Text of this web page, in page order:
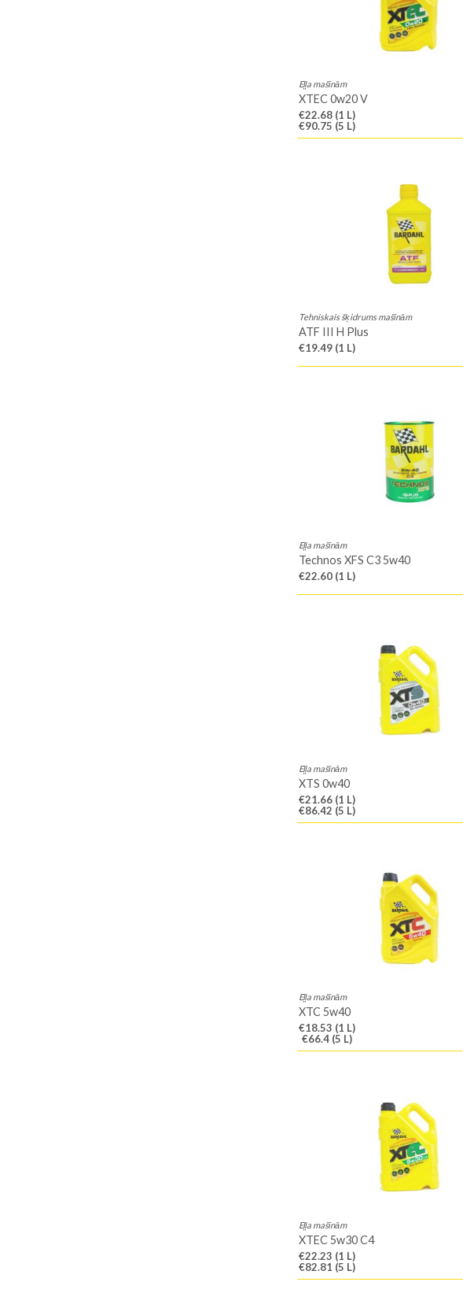
Eļļa mašīnām
XTEC 0w20 V
€22.68 (1 L)
€90.75 (5 L)
Tehniskais šķidrums mašīnām
ATF III H Plus
€19.49 (1 L)
Eļļa mašīnām
Technos XFS C3 5w40
€22.60 (1 L)
Eļļa mašīnām
XTS 0w40
€21.66 (1 L)
€86.42 (5 L)
Eļļa mašīnām
XTC 5w40
€18.53 (1 L)
€66.4 (5 L)
Eļļa mašīnām
XTEC 5w30 C4
€22.23 (1 L)
€82.81 (5 L)